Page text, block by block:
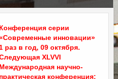
Конференция серии
инновации»
1 раз в год, 09 октября.
XLVVI
Международная научно-
практическая конференция: